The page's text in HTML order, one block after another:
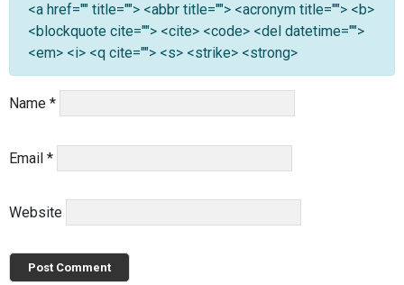
<a href="" title=""> <abbr title=""> <acronym title=""> <b>
<blockquote cite=""> <cite> <code> <del datetime="">
<em> <i> <q cite=""> <s> <strike> <strong>
Name *
Email *
Website